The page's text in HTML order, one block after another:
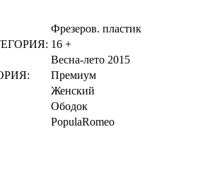
Фрезеров. пластик
16 +
Весна-лето 2015
Премиум
Женский
Ободок
PopulaRomeo